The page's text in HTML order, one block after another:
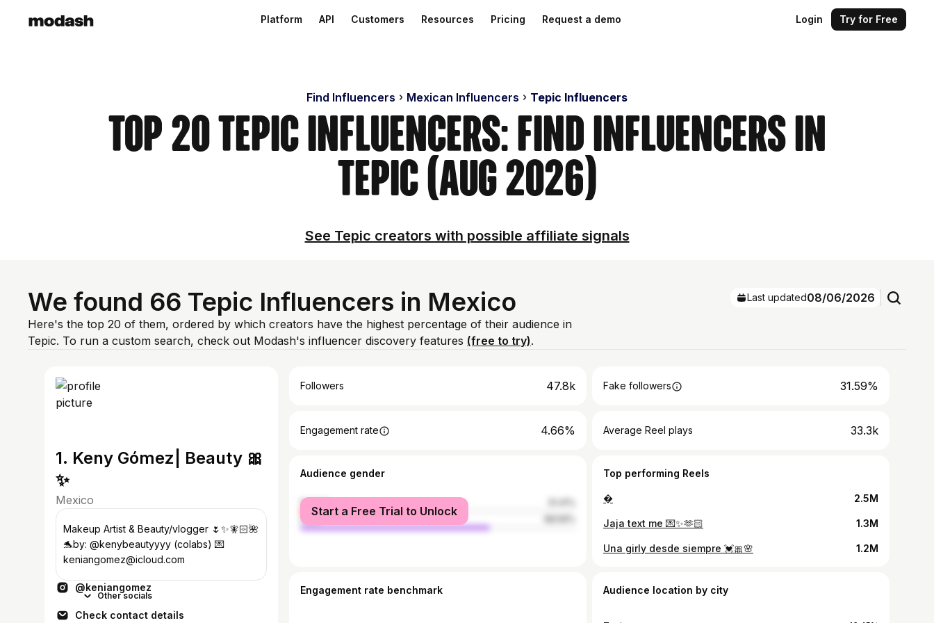
Platform API Customers Resources Pricing Request a demo Login Try for Free
Find Influencers Mexican Influencers Tepic Influencers
Top 20 Tepic Influencers: Find Influencers in
Tepic (Aug 2026)
See Tepic creators with possible affiliate signals
We found 66 Tepic Influencers in Mexico
Here's the top 20 of them, ordered by which creators have the highest percentage of their audience in
Tepic. To run a custom search, check out Modash's influencer discovery features (free to try).
Last updated08/06/2026
1. Keny Gómez| Beauty 🎀
✨
Mexico
Makeup Artist & Beauty/vlogger 🌷✨🧚🏻🌺
🐬by: @kenybeautyyyy (colabs) 💌
keniangomez@icloud.com
@keniangomez
Other socials
Check contact details
Followers 47.8k Fake followers 31.59%
Engagement rate 4.66% Average Reel plays 33.3k
Audience gender
female
male
Start a Free Trial to Unlock
Top performing Reels
� 2.5M
Jaja text me 💌✨🫶🏻 1.3M
Una girly desde siempre 💓🎀🌸 1.2M
Engagement rate benchmark Audience location by city